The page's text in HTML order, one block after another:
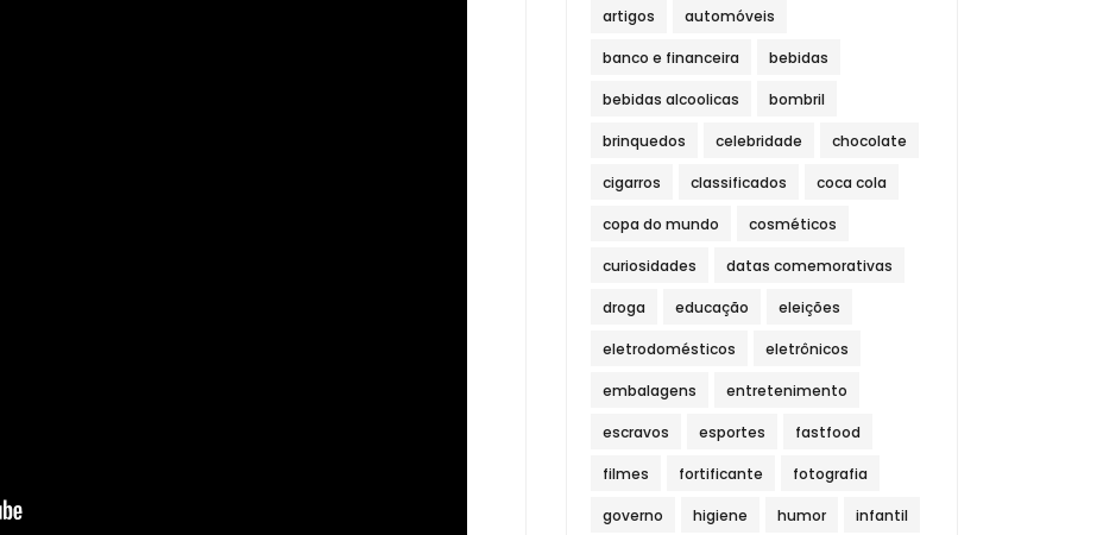
artigos automóveis
banco e financeira bebidas
bebidas alcoolicas bombril
brinquedos celebridade chocolate
cigarros classificados coca cola
copa do mundo cosméticos
curiosidades datas comemorativas
droga educação eleições
eletrodomésticos eletrônicos
embalagens entretenimento
escravos esportes fastfood
filmes fortificante fotografia
governo higiene humor infantil